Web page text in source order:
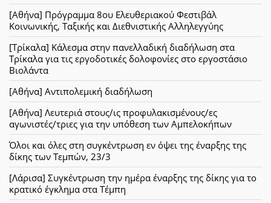
[Αθήνα] Πρόγραμμα 8ου Ελευθεριακού Φεστιβάλ
Κοινωνικής, Ταξικής και Διεθνιστικής Αλληλεγγύης
[Τρίκαλα] Κάλεσμα στην πανελλαδική διαδήλωση στα
Τρίκαλα για τις εργοδοτικές δολοφονίες στο εργοστάσιο
Βιολάντα
[Αθήνα] Αντιπολεμική διαδήλωση
[Αθήνα] Λευτεριά στους/ις προφυλακισμένους/ες
αγωνιστές/τριες για την υπόθεση των Αμπελοκήπων
Όλοι και όλες στη συγκέντρωση εν όψει της έναρξης της
δίκης των Τεμπών, 23/3
[Λάρισα] Συγκέντρωση την ημέρα έναρξης της δίκης για το
κρατικό έγκλημα στα Τέμπη